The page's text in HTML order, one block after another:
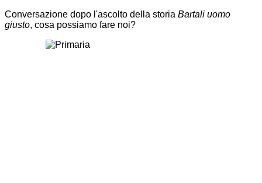
Conversazione dopo l'ascolto della storia Bartali uomo
giusto, cosa possiamo fare noi?